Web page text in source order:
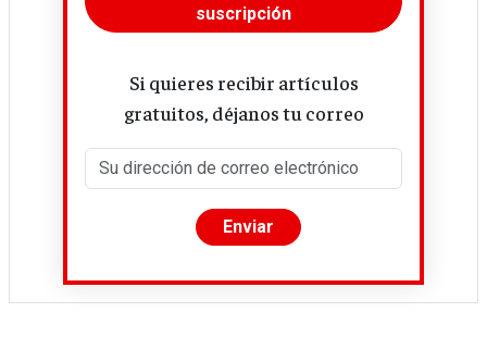
suscripción
Si quieres recibir artículos
gratuitos, déjanos tu correo